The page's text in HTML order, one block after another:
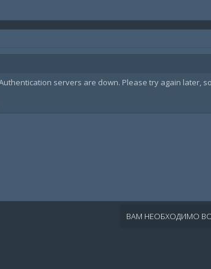
servers are down. Please try again later,
ВАМ НЕОБХОДИМО